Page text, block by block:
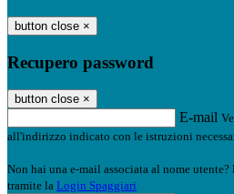
button close ×
Recupero password
button close ×
E-mail
all'indirizzo indicato con le istruzioni
Non hai una e-mail associata al nome
tramite la Login Spaggiari